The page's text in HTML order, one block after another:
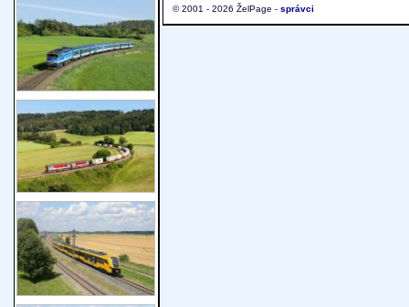
© 2001 - 2026 ŽelPage - správci